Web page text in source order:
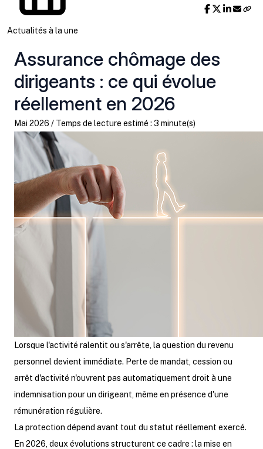
Actualités à la une
Assurance chômage des
dirigeants : ce qui évolue
réellement en 2026
Mai 2026 / Temps de lecture estimé : 3 minute(s)
Lorsque l'activité ralentit ou s'arrête, la question du revenu
personnel devient immédiate. Perte de mandat, cession ou
arrêt d'activité n'ouvrent pas automatiquement droit à une
indemnisation pour un dirigeant, même en présence d'une
rémunération régulière.
La protection dépend avant tout du statut réellement exercé.
En 2026, deux évolutions structurent ce cadre : la mise en